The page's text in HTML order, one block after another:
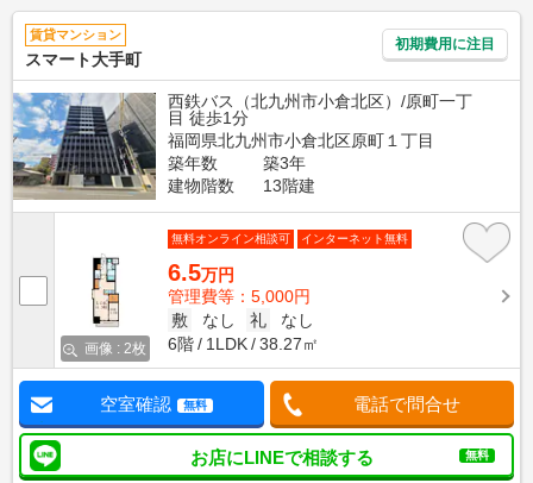
賃貸マンション
スマート大手町
初期費用に注目
西鉄バス（北九州市小倉北区）/原町一丁
目 徒歩1分
福岡県北九州市小倉北区原町１丁目
築年数
築3年
建物階数
13階建
画像 : 2枚
無料オンライン相談可 インターネット無料
6.5万円
管理費等：5,000円
敷
なし 礼
なし
6階
1LDK 38.27㎡
空室確認 無料 電話で問合せ
お店にLINEで相談する 無料